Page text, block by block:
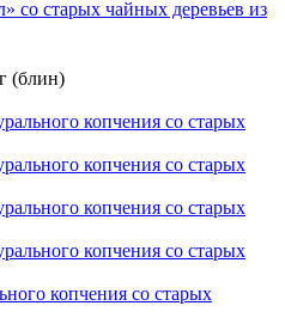
со старых чайных деревьев из
(блин)
копчения со старых